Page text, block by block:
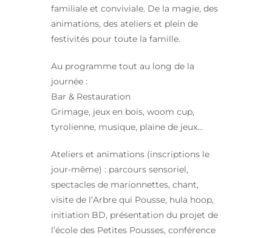
familiale et conviviale. De la magie, des
animations, des ateliers et plein de
festivités pour toute la famille.
Au programme tout au long de la
journée :
Bar & Restauration
Grimage, jeux en bois, woom cup,
tyrolienne, musique, plaine de jeux…
Ateliers et animations (inscriptions le
jour-même) : parcours sensoriel,
spectacles de marionnettes, chant,
visite de l’Arbre qui Pousse, hula hoop,
initiation BD, présentation du projet de
l’école des Petites Pousses, conférence